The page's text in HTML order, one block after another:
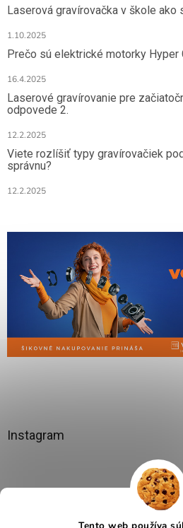
Laserová gravírovačka v škole ako
1.10.2025
Prečo sú elektrické motorky Hyper
16.4.2025
Laserové gravírovanie pre
odpovede 2.
12.2.2025
Viete rozlíšiť typy gravírovačiek
správnu?
12.2.2025
Instagram